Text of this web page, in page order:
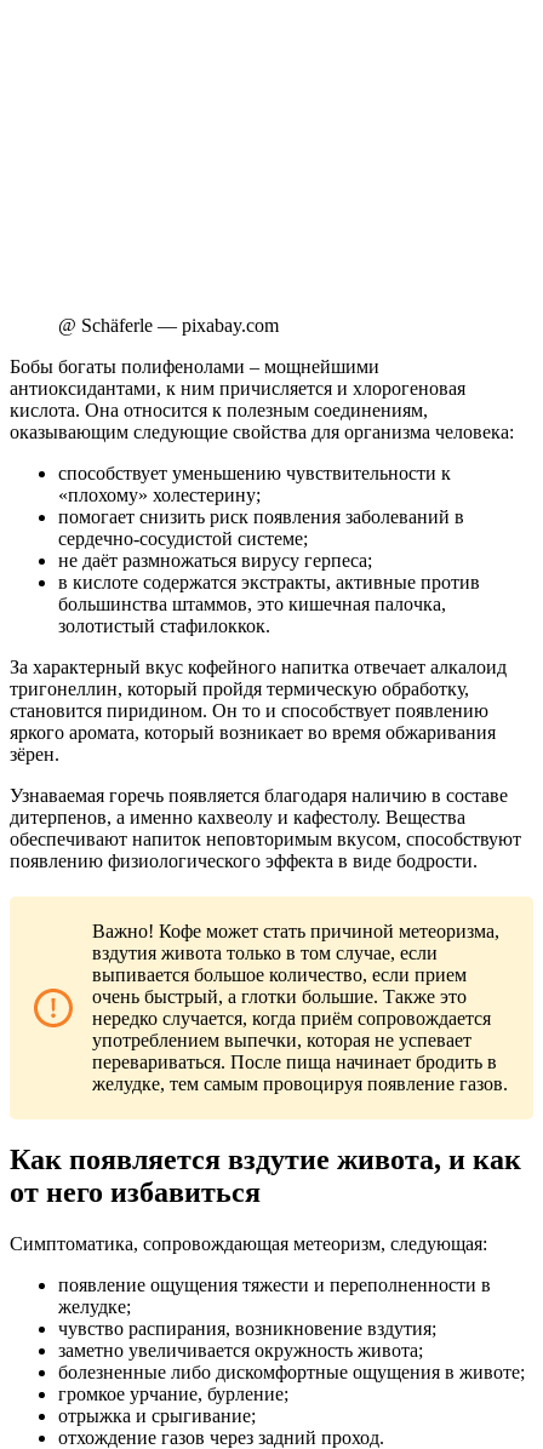
@ Schäferle — pixabay.com
Бобы богаты полифенолами – мощнейшими
антиоксидантами, к ним причисляется и хлорогеновая
кислота. Она относится к полезным соединениям,
оказывающим следующие свойства для организма человека:
способствует уменьшению чувствительности к
«плохому» холестерину;
помогает снизить риск появления заболеваний в
сердечно-сосудистой системе;
не даёт размножаться вирусу герпеса;
в кислоте содержатся экстракты, активные против
большинства штаммов, это кишечная палочка,
золотистый стафилоккок.
За характерный вкус кофейного напитка отвечает алкалоид
тригонеллин, который пройдя термическую обработку,
становится пиридином. Он то и способствует появлению
яркого аромата, который возникает во время обжаривания
зёрен.
Узнаваемая горечь появляется благодаря наличию в составе
дитерпенов, а именно кахвеолу и кафестолу. Вещества
обеспечивают напиток неповторимым вкусом, способствуют
появлению физиологического эффекта в виде бодрости.
Важно! Кофе может стать причиной метеоризма,
вздутия живота только в том случае, если
выпивается большое количество, если прием
очень быстрый, а глотки большие. Также это
нередко случается, когда приём сопровождается
употреблением выпечки, которая не успевает
перевариваться. После пища начинает бродить в
желудке, тем самым провоцируя появление газов.
Как появляется вздутие живота, и как
от него избавиться
Симптоматика, сопровождающая метеоризм, следующая:
появление ощущения тяжести и переполненности в
желудке;
чувство распирания, возникновение вздутия;
заметно увеличивается окружность живота;
болезненные либо дискомфортные ощущения в животе;
громкое урчание, бурление;
отрыжка и срыгивание;
отхождение газов через задний проход.